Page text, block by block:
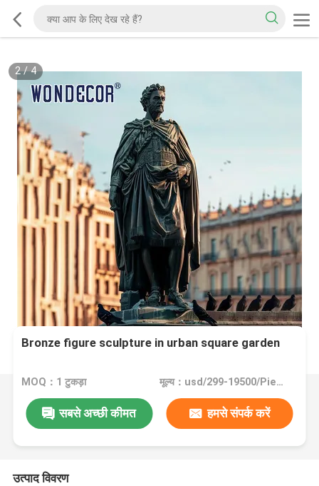
2/4
Bronze figure sculpture in urban square garden
MOQ：1 टुकड़ा मूल्य：usd/299-19500/Piece
सबसे अच्छी कीमत हमसे संपर्क करें
उत्पाद विवरण